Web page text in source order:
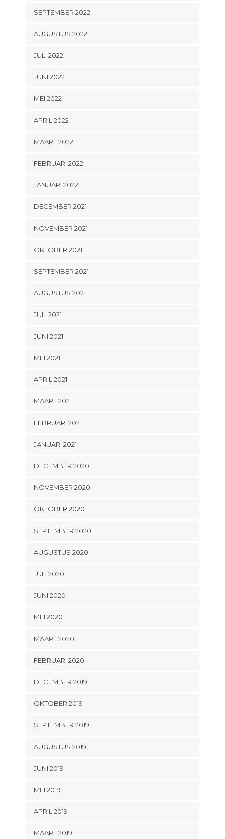
SEPTEMBER 2022
AUGUSTUS 2022
JULI 2022
JUNI 2022
MEI 2022
APRIL 2022
MAART 2022
FEBRUARI 2022
JANUARI 2022
DECEMBER 2021
NOVEMBER 2021
OKTOBER 2021
SEPTEMBER 2021
AUGUSTUS 2021
JULI 2021
JUNI 2021
MEI 2021
APRIL 2021
MAART 2021
FEBRUARI 2021
JANUARI 2021
DECEMBER 2020
NOVEMBER 2020
OKTOBER 2020
SEPTEMBER 2020
AUGUSTUS 2020
JULI 2020
JUNI 2020
MEI 2020
MAART 2020
FEBRUARI 2020
DECEMBER 2019
OKTOBER 2019
SEPTEMBER 2019
AUGUSTUS 2019
JUNI 2019
MEI 2019
APRIL 2019
MAART 2019